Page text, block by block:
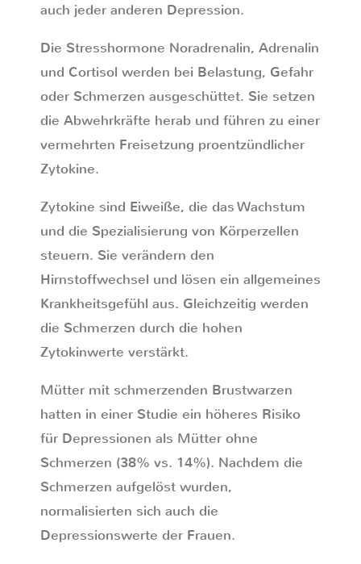
auch jeder anderen Depression.
Die Stresshormone Noradrenalin, Adrenalin
und Cortisol werden bei Belastung, Gefahr
oder Schmerzen ausgeschüttet. Sie setzen
die Abwehrkräfte herab und führen zu einer
vermehrten Freisetzung proentzündlicher
Zytokine.
Zytokine sind Eiweiße, die das Wachstum
und die Spezialisierung von Körperzellen
steuern. Sie verändern den
Hirnstoffwechsel und lösen ein allgemeines
Krankheitsgefühl aus. Gleichzeitig werden
die Schmerzen durch die hohen
Zytokinwerte verstärkt.
Mütter mit schmerzenden Brustwarzen
hatten in einer Studie ein höheres Risiko
für Depressionen als Mütter ohne
Schmerzen (38% vs. 14%). Nachdem die
Schmerzen aufgelöst wurden,
normalisierten sich auch die
Depressionswerte der Frauen.